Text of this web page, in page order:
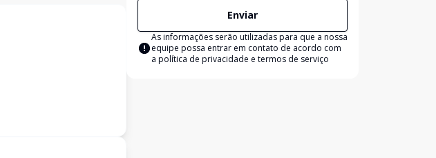
Enviar
As informações serão utilizadas para que a nossa
equipe possa entrar em contato de acordo com
a política de privacidade e termos de serviço